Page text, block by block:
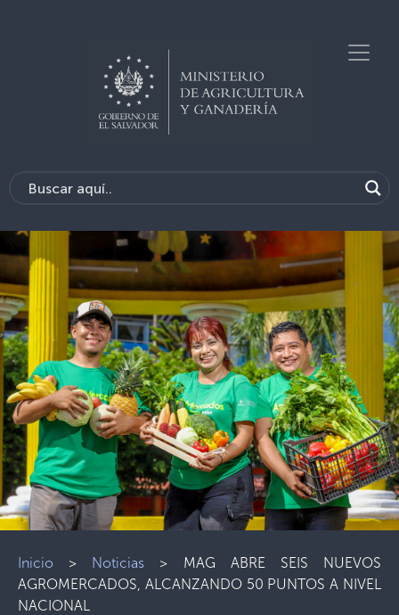
Inicio > Noticias > MAG ABRE SEIS NUEVOS
AGROMERCADOS, ALCANZANDO 50 PUNTOS A NIVEL
NACIONAL